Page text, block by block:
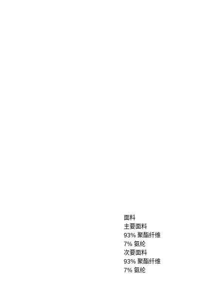
面料
主要面料
93% 聚酯纤维
7% 氨纶
次要面料
93% 聚酯纤维
7% 氨纶